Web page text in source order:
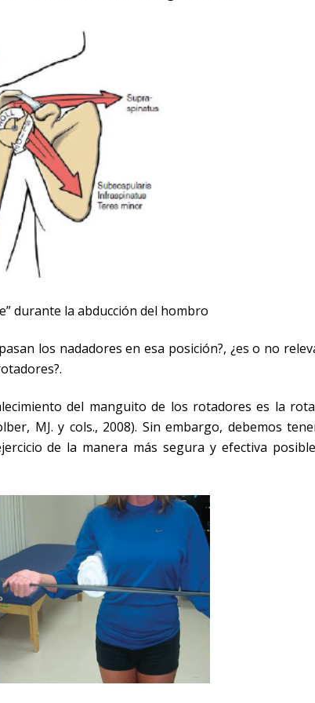
durante la abducción del hombro
los nadadores en esa posición?, ¿es o no
del manguito de los rotadores es la
MJ. y cols., 2008). Sin embargo, debemos
de la manera más segura y efectiva